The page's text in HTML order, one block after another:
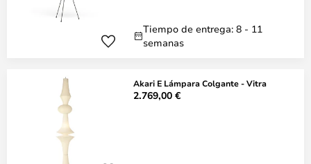
Tiempo de entrega: 8 - 11
semanas
Akari E Lámpara Colgante - Vitra
2.769,00 €